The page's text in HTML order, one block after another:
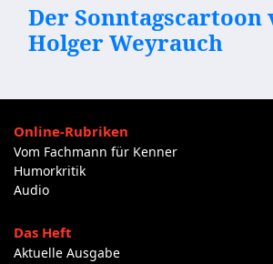
Der Sonntagscartoon
Holger Weyrauch
Online-Rubriken
Vom Fachmann für Kenner
Humorkritik
Audio
Das Heft
Aktuelle Ausgabe